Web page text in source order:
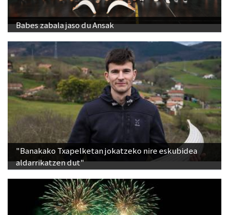
Babes zabala jaso du Ansak
"Banakako Txapelketan jokatzeko nire eskubidea
aldarrikatzen dut"